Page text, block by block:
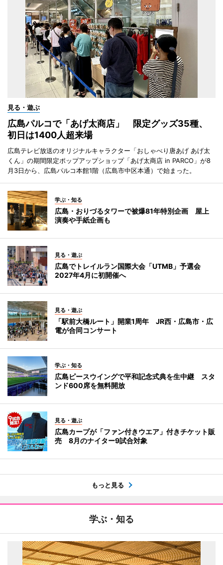
見る・遊ぶ
広島パルコで「あげ太商店」 限定グッズ35種、
初日は1400人超来場
広島テレビ放送のオリジナルキャラクター「おしゃべり唐あげ あげ太
くん」の期間限定ポップアップショップ「あげ太商店 in PARCO」が8
月3日から、広島パルコ本館1階（広島市中区本通）で始まった。
学ぶ・知る
広島・おりづるタワーで被爆81年特別企画 屋上
演奏や手紙企画も
見る・遊ぶ
広島でトレイルラン国際大会「UTMB」予選会
2027年4月に初開催へ
見る・遊ぶ
「駅前大橋ルート」開業1周年 JR西・広島市・広
電が合同コンサート
学ぶ・知る
広島ピースウイングで平和記念式典を生中継 スタ
ンド600席を無料開放
見る・遊ぶ
広島カープが「ファン付きウエア」付きチケット販
売 8月のナイター9試合対象
もっと見る
学ぶ・知る